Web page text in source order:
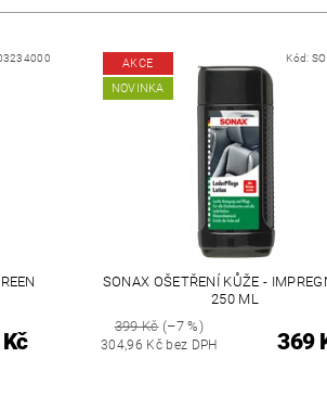
AKCE
NOVINKA
Kód:
SONAX OŠETŘENÍ KŮŽE -
250 ML
399 Kč(–7 %)
304,96 Kč bez DPH 369